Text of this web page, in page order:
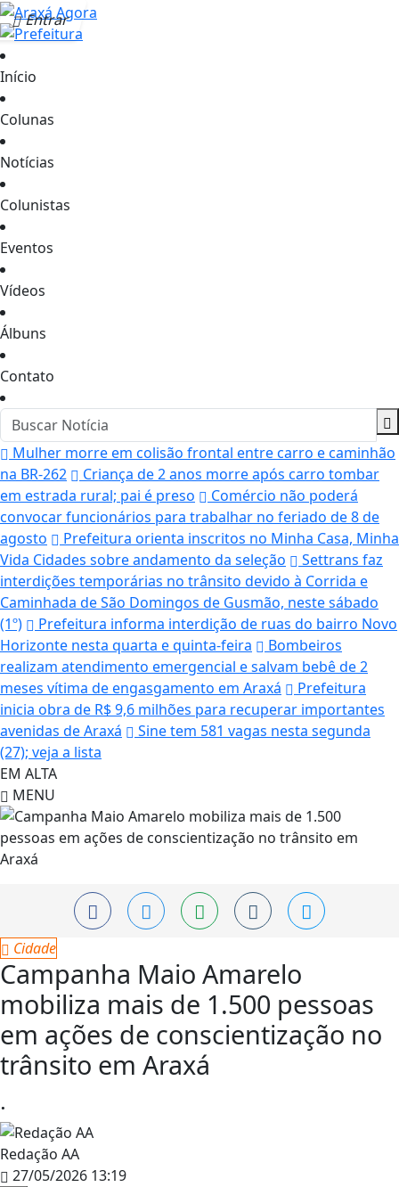
Entrar
Início
Colunas
Notícias
Colunistas
Eventos
Vídeos
Álbuns
Contato
Mulher morre em colisão frontal entre carro e caminhão
na BR-262
Criança de 2 anos morre após carro tombar
em estrada rural; pai é preso
Comércio não poderá
convocar funcionários para trabalhar no feriado de 8 de
agosto
Prefeitura orienta inscritos no Minha Casa, Minha
Vida Cidades sobre andamento da seleção
Settrans faz
interdições temporárias no trânsito devido à Corrida e
Caminhada de São Domingos de Gusmão, neste sábado
(1º)
Prefeitura informa interdição de ruas do bairro Novo
Horizonte nesta quarta e quinta-feira
Bombeiros
realizam atendimento emergencial e salvam bebê de 2
meses vítima de engasgamento em Araxá
Prefeitura
inicia obra de R$ 9,6 milhões para recuperar importantes
avenidas de Araxá
Sine tem 581 vagas nesta segunda
(27); veja a lista
EM ALTA
MENU
Cidade
Campanha Maio Amarelo
mobiliza mais de 1.500 pessoas
em ações de conscientização no
trânsito em Araxá
.
Redação AA
27/05/2026 13:19